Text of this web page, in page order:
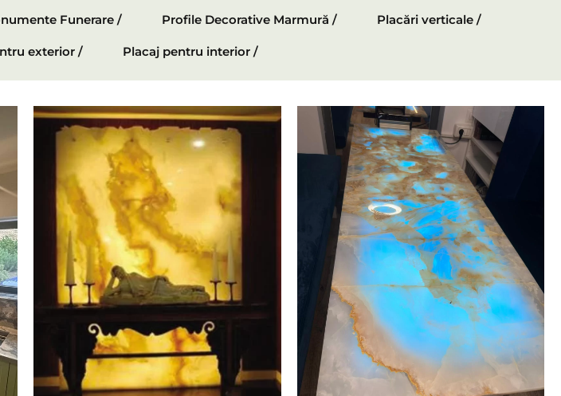
Funerare / Profile Decorative Marmură / Placări verticale /
exterior / Placaj pentru interior /